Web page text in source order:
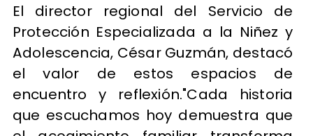
El director regional del Servicio de
Protección Especializada a la Niñez y
Adolescencia, César Guzmán, destacó
el valor de estos espacios de
encuentro y reflexión."Cada historia
que escuchamos hoy demuestra que